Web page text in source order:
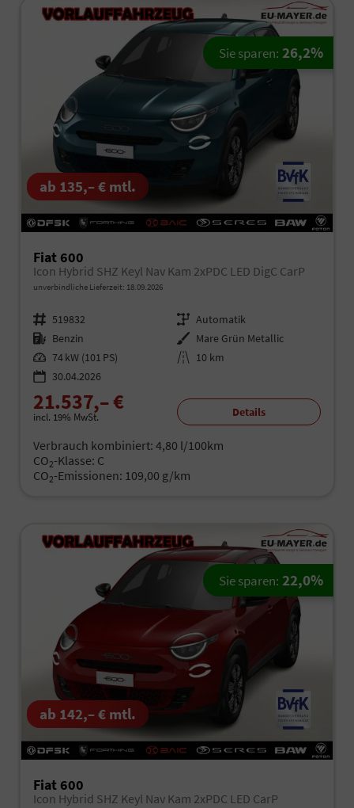
ab 135,– € mtl.
Fiat 600
Icon Hybrid SHZ Keyl Nav Kam 2xPDC LED DigC CarP
unverbindliche Lieferzeit: 18.09.2026
Fahrzeugnr. 519832 Getriebe Automatik
Kraftstoff Benzin Außenfarbe Mare Grün Metallic
Leistung 74 kW (101 PS) Kilometerstand 10 km
30.04.2026
21.537,– €
incl. 19% MwSt.
Sie sparen: 26,2%
Details
Verbrauch kombiniert: 4,80 l/100km
CO2-Klasse: C
CO2-Emissionen: 109,00 g/km
ab 142,– € mtl.
Fiat 600
Icon Hybrid SHZ Keyl Nav Kam 2xPDC LED CarP
Sie sparen: 22,0%